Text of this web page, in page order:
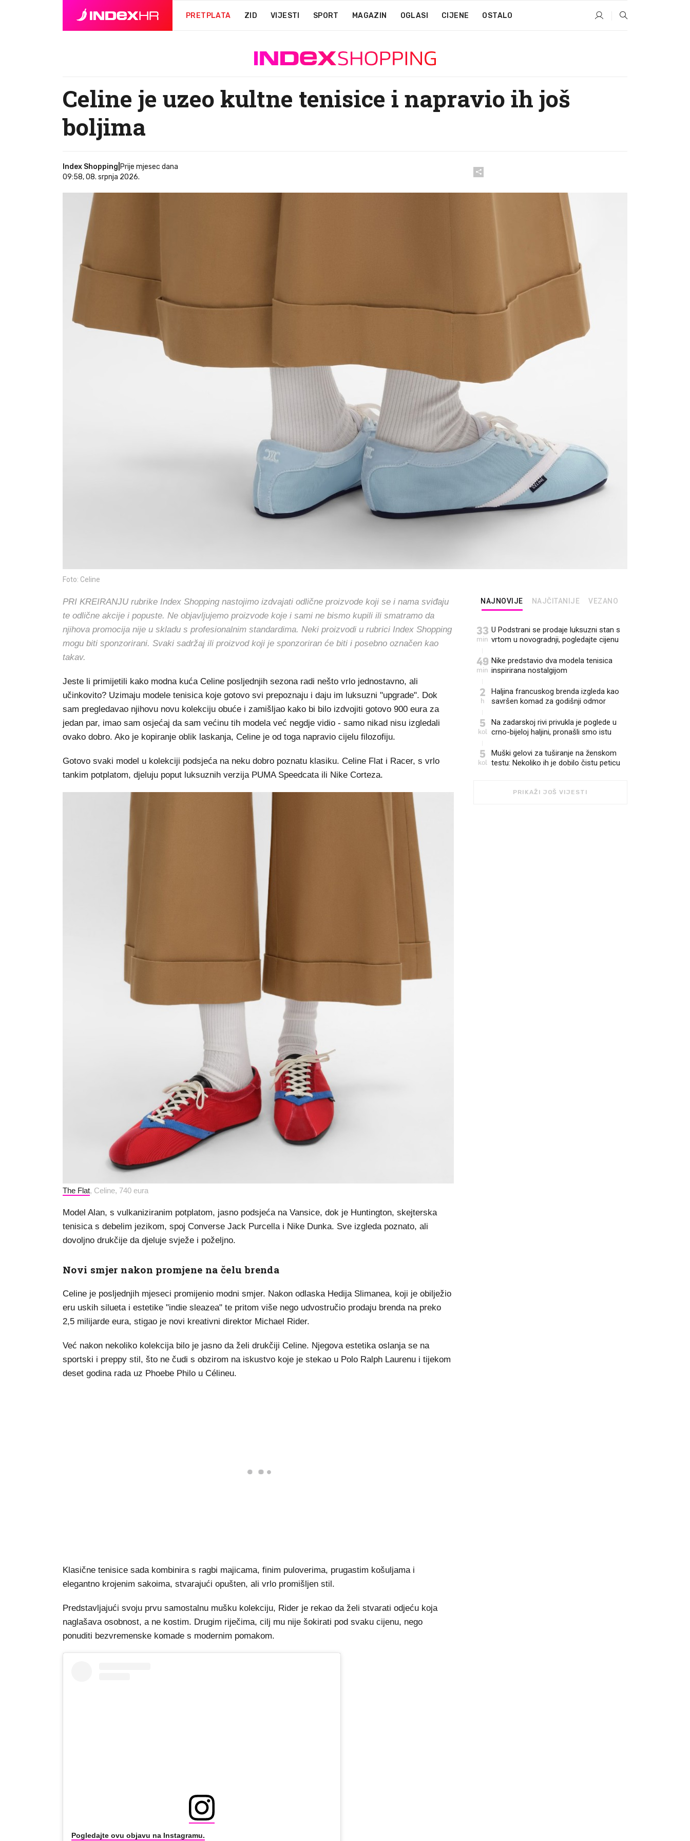
PRETPLATA ZID VIJESTI SPORT MAGAZIN OGLASI CIJENE OSTALO
Celine je uzeo kultne tenisice i napravio ih još
boljima
Index Shopping
Prije mjesec dana
09:58, 08. srpnja 2026.
Foto: Celine
PRI KREIRANJU rubrike Index Shopping nastojimo izdvajati odlične proizvode koji se i nama sviđaju
te odlične akcije i popuste. Ne objavljujemo proizvode koje i sami ne bismo kupili ili smatramo da
njihova promocija nije u skladu s profesionalnim standardima. Neki proizvodi u rubrici Index Shopping
mogu biti sponzorirani. Svaki sadržaj ili proizvod koji je sponzoriran će biti i posebno označen kao
takav.
Jeste li primijetili kako modna kuća Celine posljednjih sezona radi nešto vrlo jednostavno, ali
učinkovito? Uzimaju modele tenisica koje gotovo svi prepoznaju i daju im luksuzni "upgrade". Dok
sam pregledavao njihovu novu kolekciju obuće i zamišljao kako bi bilo izdvojiti gotovo 900 eura za
jedan par, imao sam osjećaj da sam većinu tih modela već negdje vidio - samo nikad nisu izgledali
ovako dobro. Ako je kopiranje oblik laskanja, Celine je od toga napravio cijelu filozofiju.
Gotovo svaki model u kolekciji podsjeća na neku dobro poznatu klasiku. Celine Flat i Racer, s vrlo
tankim potplatom, djeluju poput luksuznih verzija PUMA Speedcata ili Nike Corteza.
The Flat, Celine, 740 eura
Model Alan, s vulkaniziranim potplatom, jasno podsjeća na Vansice, dok je Huntington, skejterska
tenisica s debelim jezikom, spoj Converse Jack Purcella i Nike Dunka. Sve izgleda poznato, ali
dovoljno drukčije da djeluje svježe i poželjno.
Novi smjer nakon promjene na čelu brenda
Celine je posljednjih mjeseci promijenio modni smjer. Nakon odlaska Hedija Slimanea, koji je obilježio
eru uskih silueta i estetike "indie sleazea" te pritom više nego udvostručio prodaju brenda na preko
2,5 milijarde eura, stigao je novi kreativni direktor Michael Rider.
Već nakon nekoliko kolekcija bilo je jasno da želi drukčiji Celine. Njegova estetika oslanja se na
sportski i preppy stil, što ne čudi s obzirom na iskustvo koje je stekao u Polo Ralph Laurenu i tijekom
deset godina rada uz Phoebe Philo u Célineu.
Klasične tenisice sada kombinira s ragbi majicama, finim puloverima, prugastim košuljama i
elegantno krojenim sakoima, stvarajući opušten, ali vrlo promišljen stil.
Predstavljajući svoju prvu samostalnu mušku kolekciju, Rider je rekao da želi stvarati odjeću koja
naglašava osobnost, a ne kostim. Drugim riječima, cilj mu nije šokirati pod svaku cijenu, nego
ponuditi bezvremenske komade s modernim pomakom.
Pogledajte ovu objavu na Instagramu.
NAJNOVIJE NAJČITANIJE VEZANO
33
min
U Podstrani se prodaje luksuzni stan s
vrtom u novogradnji, pogledajte cijenu
49
min
Nike predstavio dva modela tenisica
inspirirana nostalgijom
2
h
Haljina francuskog brenda izgleda kao
savršen komad za godišnji odmor
5
kol
Na zadarskoj rivi privukla je poglede u
crno-bijeloj haljini, pronašli smo istu
5
kol
Muški gelovi za tuširanje na ženskom
testu: Nekoliko ih je dobilo čistu peticu
PRIKAŽI JOŠ VIJESTI